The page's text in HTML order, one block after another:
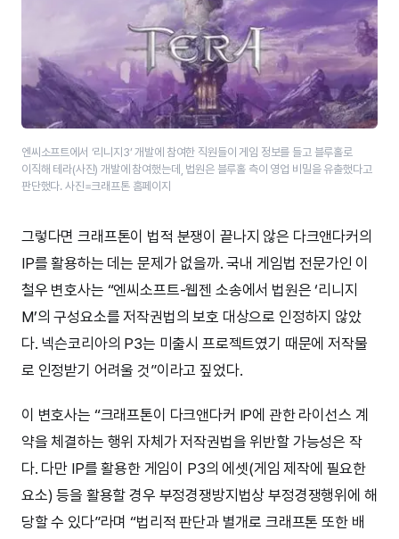
엔씨소프트에서 ‘리니지3’ 개발에 참여한 직원들이 게임 정보를 들고 블루홀로
이직해 테라(사진) 개발에 참여했는데, 법원은 블루홀 측이 영업 비밀을 유출했다고
판단했다. 사진=크래프톤 홈페이지
그렇다면 크래프톤이 법적 분쟁이 끝나지 않은 다크앤다커의
IP를 활용하는 데는 문제가 없을까. 국내 게임법 전문가인 이
철우 변호사는 “엔씨소프트-웹젠 소송에서 법원은 ‘리니지
M’의 구성요소를 저작권법의 보호 대상으로 인정하지 않았
다. 넥슨코리아의 P3는 미출시 프로젝트였기 때문에 저작물
로 인정받기 어려울 것”이라고 짚었다.
이 변호사는 “크래프톤이 다크앤다커 IP에 관한 라이선스 계
약을 체결하는 행위 자체가 저작권법을 위반할 가능성은 작
다. 다만 IP를 활용한 게임이 P3의 에셋(게임 제작에 필요한
요소) 등을 활용할 경우 부정경쟁방지법상 부정경쟁행위에 해
당할 수 있다”라며 “법리적 판단과 별개로 크래프톤 또한 배